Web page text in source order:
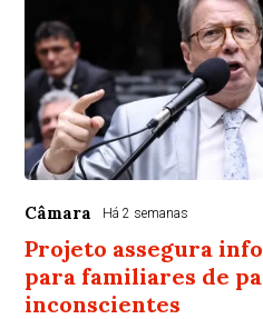
Câmara Há 2 semanas
Projeto assegura
para familiares de
inconscientes